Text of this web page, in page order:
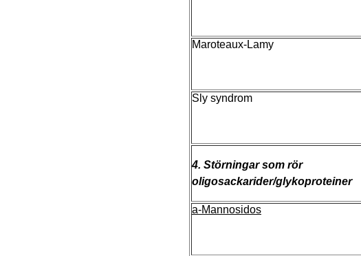
Maroteaux-Lamy
Sly syndrom
4. Störningar som rör
oligosackarider/glykoproteiner
a-Mannosidos